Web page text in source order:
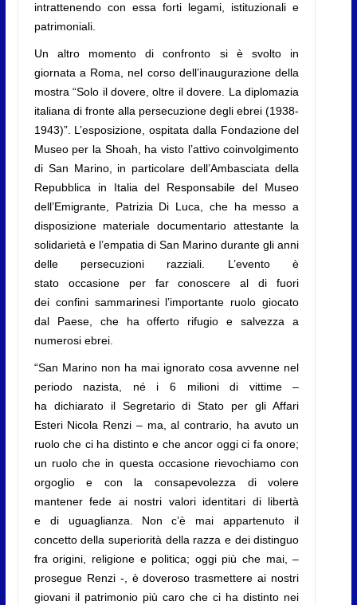
intrattenendo con essa forti legami, istituzionali e
patrimoniali.
Un altro momento di confronto si è svolto in
giornata a Roma, nel corso dell’inaugurazione della
mostra “Solo il dovere, oltre il dovere. La diplomazia
italiana di fronte alla persecuzione degli ebrei (1938-
1943)”. L’esposizione, ospitata dalla Fondazione del
Museo per la Shoah, ha visto l’attivo coinvolgimento
di San Marino, in particolare dell’Ambasciata della
Repubblica in Italia del Responsabile del Museo
dell’Emigrante, Patrizia Di Luca, che ha messo a
disposizione materiale documentario attestante la
solidarietà e l’empatia di San Marino durante gli anni
delle persecuzioni razziali. L’evento è
stato occasione per far conoscere al di fuori
dei confini sammarinesi l’importante ruolo giocato
dal Paese, che ha offerto rifugio e salvezza a
numerosi ebrei.
“San Marino non ha mai ignorato cosa avvenne nel
periodo nazista, né i 6 milioni di vittime –
ha dichiarato il Segretario di Stato per gli Affari
Esteri Nicola Renzi – ma, al contrario, ha avuto un
ruolo che ci ha distinto e che ancor oggi ci fa onore;
un ruolo che in questa occasione rievochiamo con
orgoglio e con la consapevolezza di volere
mantener fede ai nostri valori identitari di libertà
e di uguaglianza.
Non c’è mai appartenuto il
concetto della superiorità della razza e dei distinguo
fra origini, religione e politica; oggi più che mai, –
prosegue Renzi -, è doveroso trasmettere ai nostri
giovani il patrimonio più caro che ci ha distinto nei